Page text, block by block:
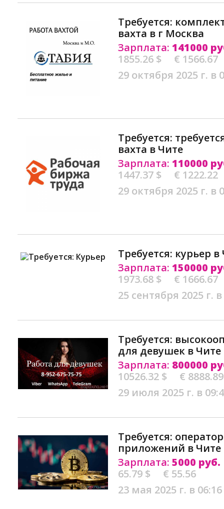
Требуется:
вахта в г Москва
Зарплата: 141000
1855.26 $
€ 1566.67
29 октября 2025 г. в
Требуется:
вахта в Чите
Зарплата: 110000
1447.37 $
€ 1222.22
29 октября 2025 г. в
Требуется: курьер в
Зарплата: 150000
1973.68 $
€ 1666.67
25 сентября 2025 г.
Требуется:
для девушек в Чите
Зарплата: 800000
10526.32 $
€ 8888.89
29 июля 2025 г. в
Требуется:
приложений в Чите
Зарплата: 5000 руб.
65.79 $
€ 55.56
23 мая 2025 г. в 06:16